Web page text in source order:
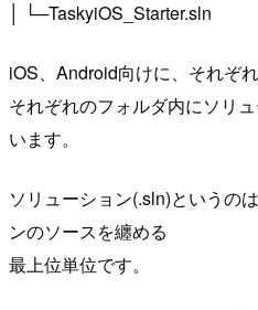
│ └─TaskyiOS_Starter.sln
iOS、Android向けに、それぞ
それぞれのフォルダ内にソリ
います。
ソリューション(.sln)というの
ンのソースを纏める
最上位単位です。